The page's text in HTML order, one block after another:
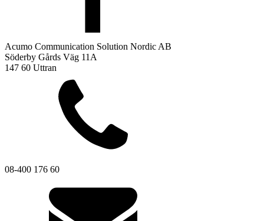
Acumo Communication Solution Nordic AB
Söderby Gårds Väg 11A
147 60 Uttran
08-400 176 60